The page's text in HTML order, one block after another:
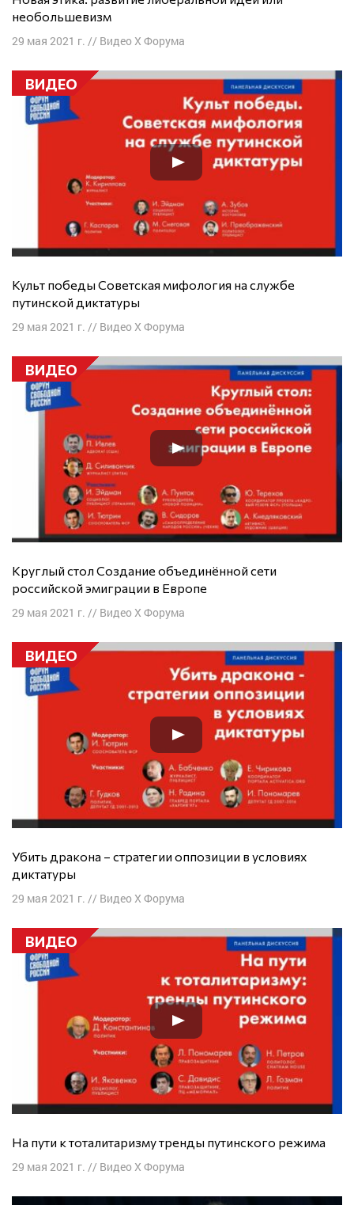
необольшевизм
29 мая 2021 г. // Видео X Форума
ВИДЕО
Культ победы Советская мифология на службе
путинской диктатуры
29 мая 2021 г. // Видео X Форума
ВИДЕО
Круглый стол Создание объединённой сети
российской эмиграции в Европе
29 мая 2021 г. // Видео X Форума
ВИДЕО
Убить дракона – стратегии оппозиции в условиях
диктатуры
29 мая 2021 г. // Видео X Форума
ВИДЕО
На пути к тоталитаризму тренды путинского режима
29 мая 2021 г. // Видео X Форума